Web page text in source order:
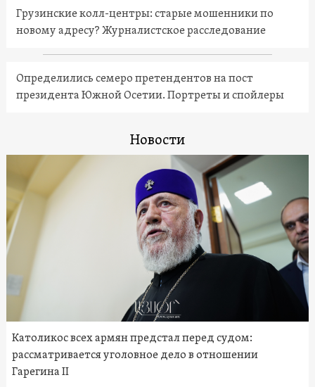
Грузинские колл-центры: старые мошенники по
новому адресу? Журналистское расследование
Определились семеро претендентов на пост
президента Южной Осетии. Портреты и спойлеры
Новости
Католикос всех армян предстал перед судом:
рассматривается уголовное дело в отношении
Гарегина II